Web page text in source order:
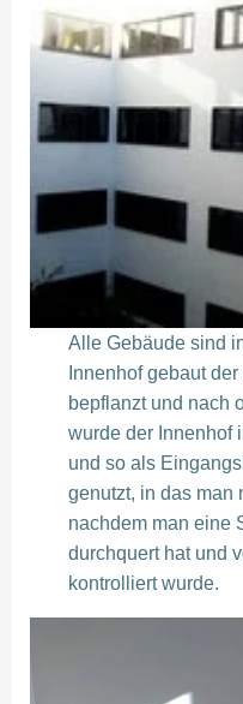
Alle Gebäude sind
Innenhof gebaut
bepflanzt und nach
wurde der Innenhof
und so als
genutzt, in das man
nachdem man eine
durchquert hat und
kontrolliert wurde.